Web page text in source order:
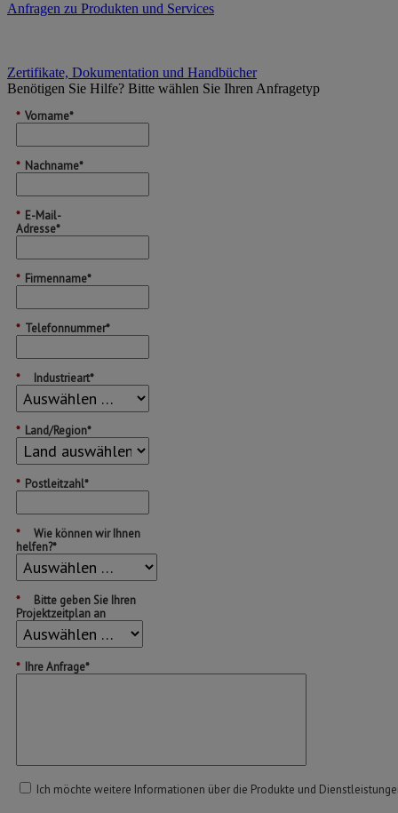
Anfragen zu Produkten und Services
Zertifikate, Dokumentation und Handbücher
Benötigen Sie Hilfe? Bitte wählen Sie Ihren Anfragetyp
* Vorname*
* Nachname*
* E-Mail-
Adresse*
* Firmenname*
* Telefonnummer*
* Industrieart*
* Land/Region*
* Postleitzahl*
*
Wie können wir Ihnen
helfen?*
*
Bitte geben Sie Ihren
Projektzeitplan an
* Ihre Anfrage*
Ich möchte weitere Informationen über die Produkte und